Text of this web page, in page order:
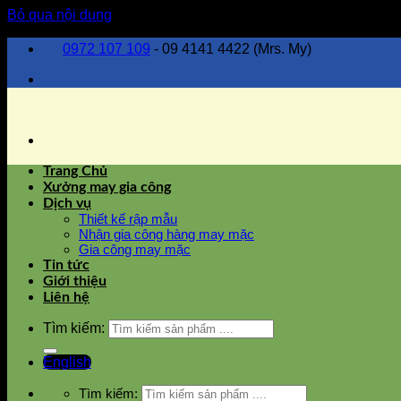
Bỏ qua nội dung
0972 107 109 - 09 4141 4422 (Mrs. My)
Trang Chủ
Xưởng may gia công
Dịch vụ
Thiết kế rập mẫu
Nhận gia công hàng may mặc
Gia công may mặc
Tin tức
Giới thiệu
Liên hệ
Tìm kiếm:
English
Tìm kiếm: